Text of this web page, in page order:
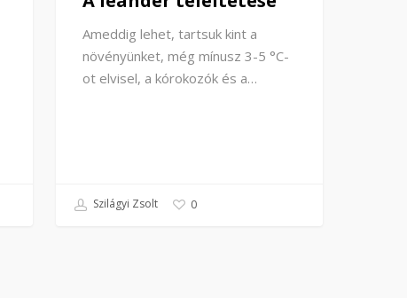
Ameddig lehet, tartsuk kint a
növényünket, még mínusz 3-5 °C-
ot elvisel, a kórokozók és a…
Szilágyi Zsolt 0